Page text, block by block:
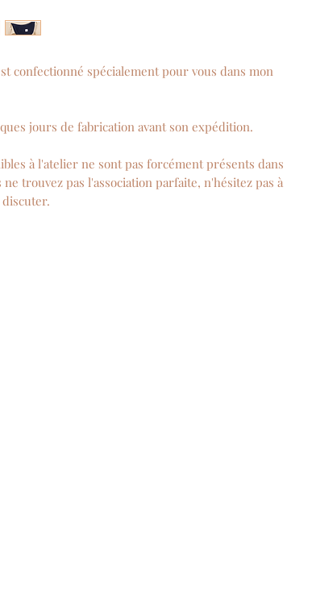
confectionné spécialement pour vous dans mon
jours de fabrication avant son expédition.
à l'atelier ne sont pas forcément présents dans
trouvez pas l'association parfaite, n'hésitez pas à